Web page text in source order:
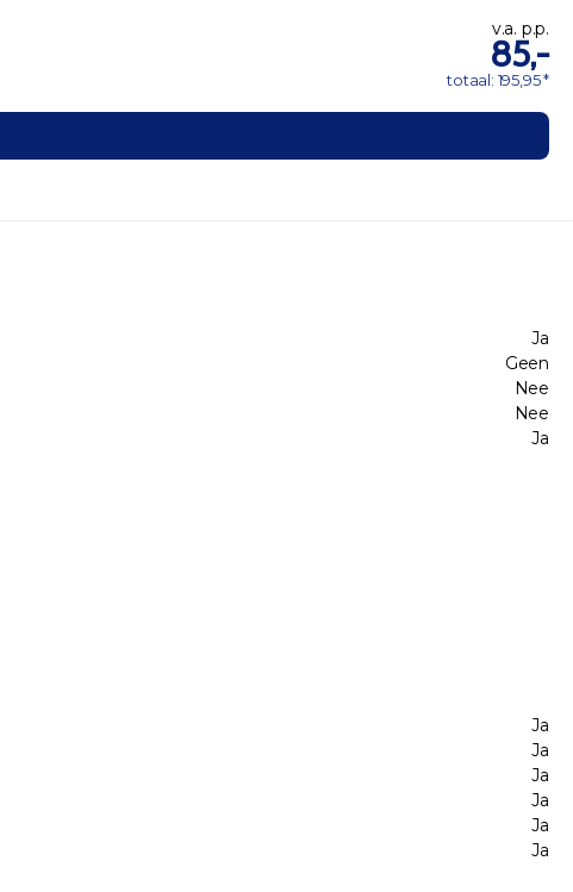
v.a. p.p.
85,-
totaal: 195,95 *
Ja
Geen
Nee
Nee
Ja
Ja
Ja
Ja
Ja
Ja
Ja